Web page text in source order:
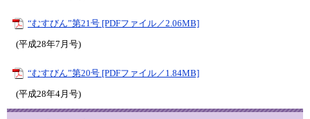
“むすびん”第21号 [PDFファイル／2.06MB]
(平成28年7月号)
“むすびん”第20号 [PDFファイル／1.84MB]
(平成28年4月号)